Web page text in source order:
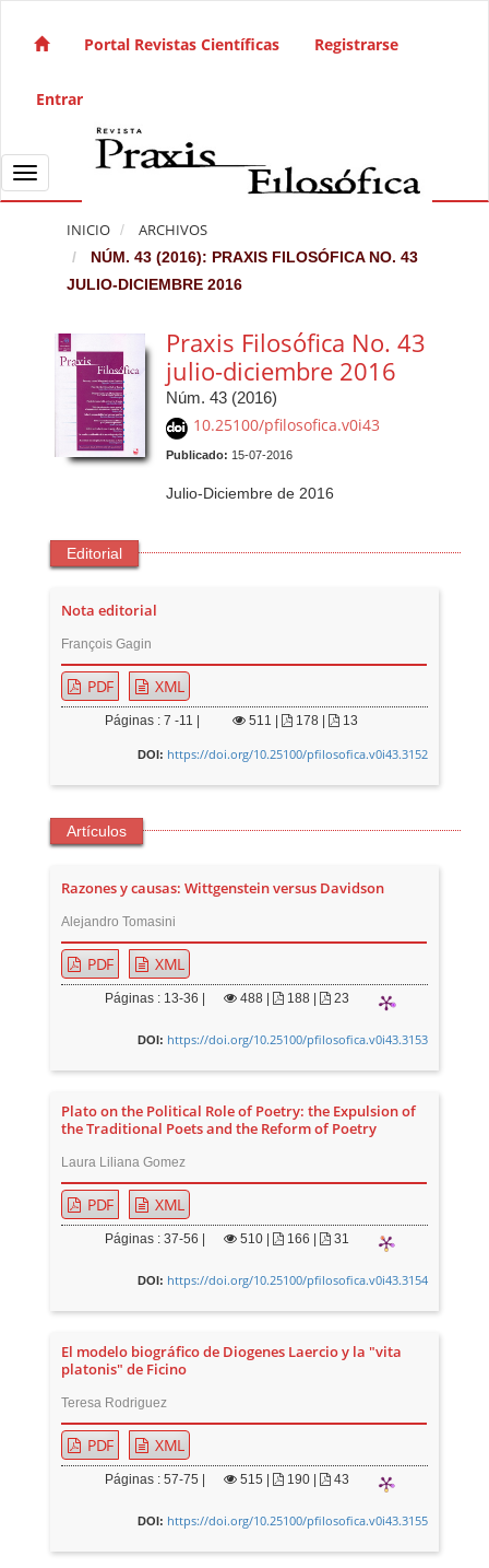
Navegación principal
Barra lateral
Portal Revistas Científicas Registrarse
Entrar
Toggle navigation
INICIO ARCHIVOS
NÚM. 43 (2016): PRAXIS FILOSÓFICA NO. 43
JULIO-DICIEMBRE 2016
Praxis Filosófica No. 43
julio-diciembre 2016
Núm. 43 (2016)
10.25100/pfilosofica.v0i43
Publicado: 15-07-2016
Julio-Diciembre de 2016
Editorial
Nota editorial
François Gagin
PDF XML
Páginas : 7 -11 | 511 178 | 13
DOI: https://doi.org/10.25100/pfilosofica.v0i43.3152
Artículos
Razones y causas: Wittgenstein versus Davidson
Alejandro Tomasini
PDF XML
Páginas : 13-36 | 488 188 | 23
DOI: https://doi.org/10.25100/pfilosofica.v0i43.3153
Plato on the Political Role of Poetry: the Expulsion of
the Traditional Poets and the Reform of Poetry
Laura Liliana Gomez
PDF XML
Páginas : 37-56 | 510 166 | 31
DOI: https://doi.org/10.25100/pfilosofica.v0i43.3154
El modelo biográfico de Diogenes Laercio y la "vita
platonis" de Ficino
Teresa Rodriguez
PDF XML
Páginas : 57-75 | 515 190 | 43
DOI: https://doi.org/10.25100/pfilosofica.v0i43.3155